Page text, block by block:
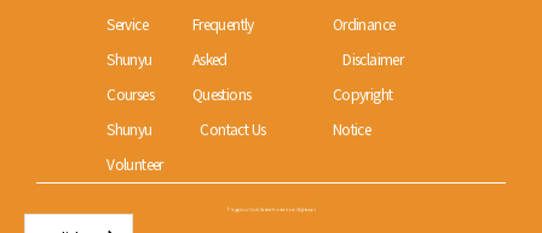
Service
Shunyu
Courses
Shunyu
Volunteer
Frequently
Asked
Questions
Contact Us
Ordinance
Disclaimer
Copyright
Notice
© Copyright 2022 Shun Yu Charitable Foundation Limited All rights reserved.